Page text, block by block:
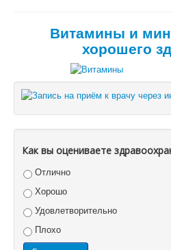
Витамины и
хорошего
Как вы оцениваете
Отлично
Хорошо
Удовлетворительно
Плохо